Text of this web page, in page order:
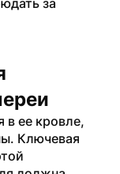
в ее кровле,
Ключевая